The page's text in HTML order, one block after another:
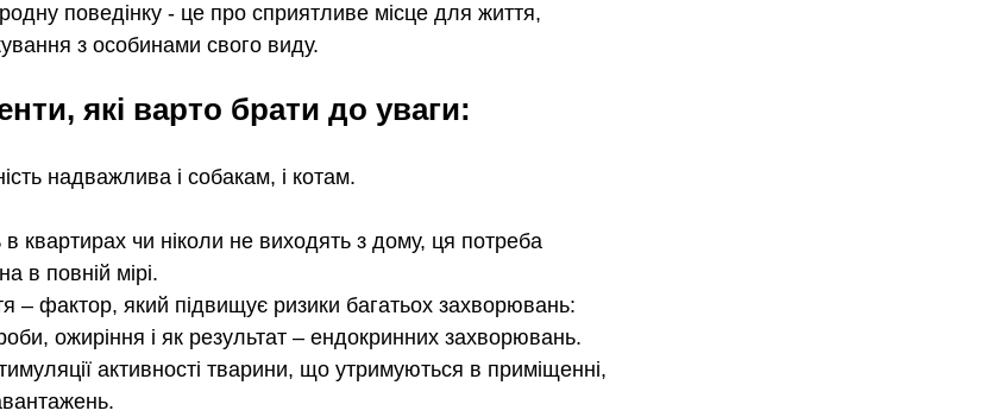
поведінку - це про сприятливе місце для життя,
з особинами свого виду.
які варто брати до уваги:
надважлива і собакам, і котам.
в квартирах чи ніколи не виходять з дому, ця потреба
в повній мірі.
– фактор, який підвищує ризики багатьох захворювань:
ожиріння і як результат – ендокринних захворювань.
активності тварини, що утримуються в приміщенні,